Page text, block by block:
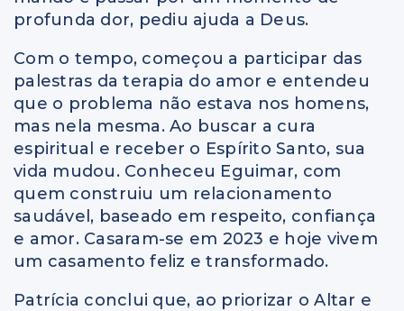
profunda dor, pediu ajuda a Deus.
Com o tempo, começou a participar das
palestras da terapia do amor e entendeu
que o problema não estava nos homens,
mas nela mesma. Ao buscar a cura
espiritual e receber o Espírito Santo, sua
vida mudou. Conheceu Eguimar, com
quem construiu um relacionamento
saudável, baseado em respeito, confiança
e amor. Casaram-se em 2023 e hoje vivem
um casamento feliz e transformado.
Patrícia conclui que, ao priorizar o Altar e